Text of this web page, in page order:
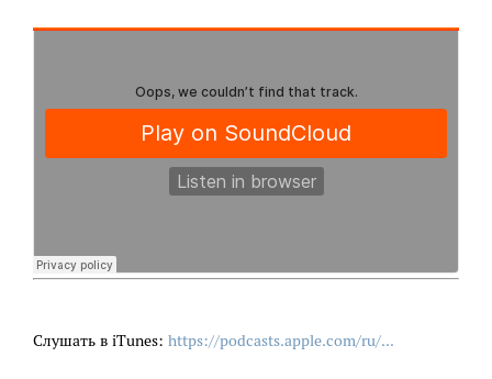
Слушать в iTunes: https://podcasts.apple.com/ru/...